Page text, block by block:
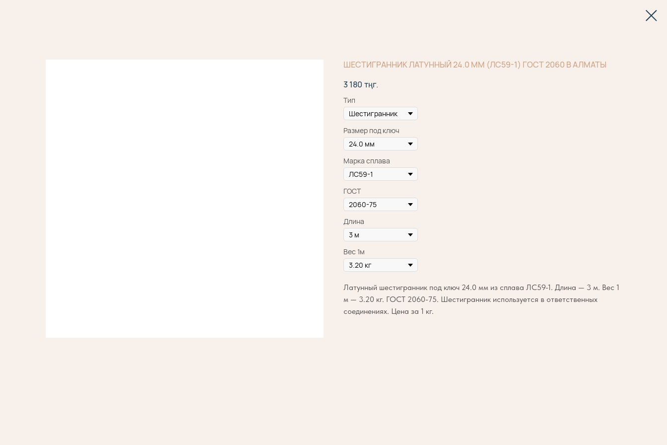
ШЕСТИГРАННИК ЛАТУННЫЙ 24.0 ММ (ЛС59-1) ГОСТ 2060 В АЛМАТЫ
3 180 тңг.
Тип
Размер под ключ
Марка сплава
ГОСТ
Длина
Вес 1м
Латунный шестигранник под ключ 24.0 мм из сплава ЛС59-1. Длина — 3 м. Вес 1
м — 3.20 кг. ГОСТ 2060-75. Шестигранник используется в ответственных
соединениях. Цена за 1 кг.